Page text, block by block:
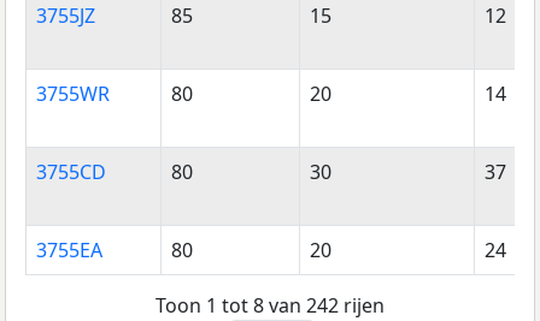
3755JZ
85 15 12
3755WR 80 20 14
3755CD 80 30 37
3755EA 80 20 24
Toon 1 tot 8 van 242 rijen